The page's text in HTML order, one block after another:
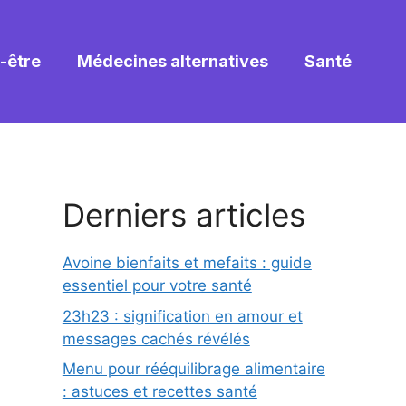
être Médecines alternatives Santé
Derniers articles
Avoine bienfaits et mefaits : guide
essentiel pour votre santé
23h23 : signification en amour et
messages cachés révélés
Menu pour rééquilibrage alimentaire
: astuces et recettes santé